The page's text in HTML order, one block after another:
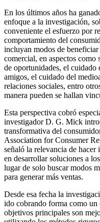
En los últimos años ha
enfoque a la investigación,
conveniente el esfuerzo por
comportamiento del
incluyan modos de
comercial, en aspectos
de oportunidades, el
amigos, el cuidado del
relaciones sociales, entro
manera pueden se hallan
Esta perspectiva cobró
investigador D. G. Mick
transformativa del
Association for Consumer
señaló la relevancia de
en desarrollar soluciones a
lugar de solo buscar modos
para generar más ventas.
Desde esa fecha la
ido cobrando forma como
objetivos principales son